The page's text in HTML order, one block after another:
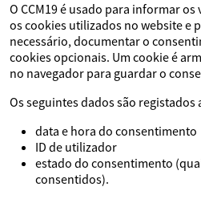
O CCM19 é usado para informar
os cookies utilizados no website e
necessário, documentar o
cookies opcionais. Um cookie é
no navegador para guardar o
Os seguintes dados são
data e hora do consentimento
ID de utilizador
estado do consentimento
consentidos).